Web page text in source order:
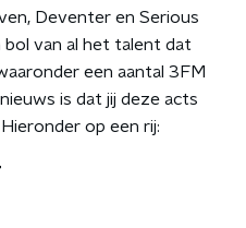
Deventer en Serious
van al het talent dat
een aantal 3FM
is dat jij deze acts
op een rij: